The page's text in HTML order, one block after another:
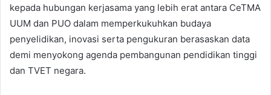
kepada hubungan kerjasama yang lebih erat antara CeTMA
UUM dan PUO dalam memperkukuhkan budaya
penyelidikan, inovasi serta pengukuran berasaskan data
demi menyokong agenda pembangunan pendidikan tinggi
dan TVET negara.